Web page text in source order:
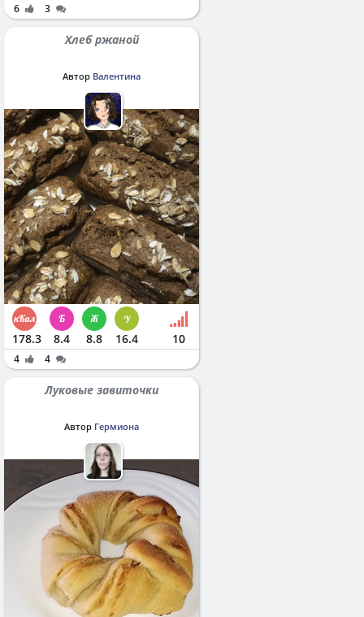
6 3
Хлеб ржаной
Автор Валентина
178.3 8.4 8.8 16.4 10
4 4
Луковые завиточки
Автор Гермиона